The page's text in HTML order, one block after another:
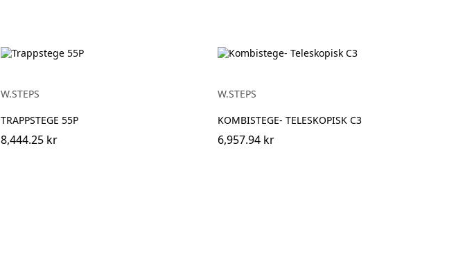
W.STEPS
TRAPPSTEGE 55P
8,444.25 kr
W.STEPS
KOMBISTEGE- TELESKOPISK C3
6,957.94 kr